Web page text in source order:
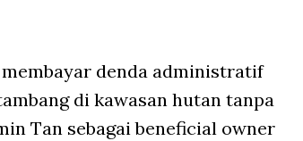
denda administratif
di kawasan hutan tanpa
Tan sebagai beneficial owner